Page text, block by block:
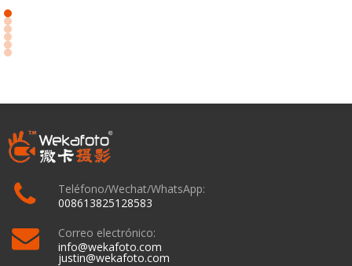
Teléfono/Wechat/WhatsApp:
008613825128583
Correo electrónico:
info@wekafoto.com
justin@wekafoto.com